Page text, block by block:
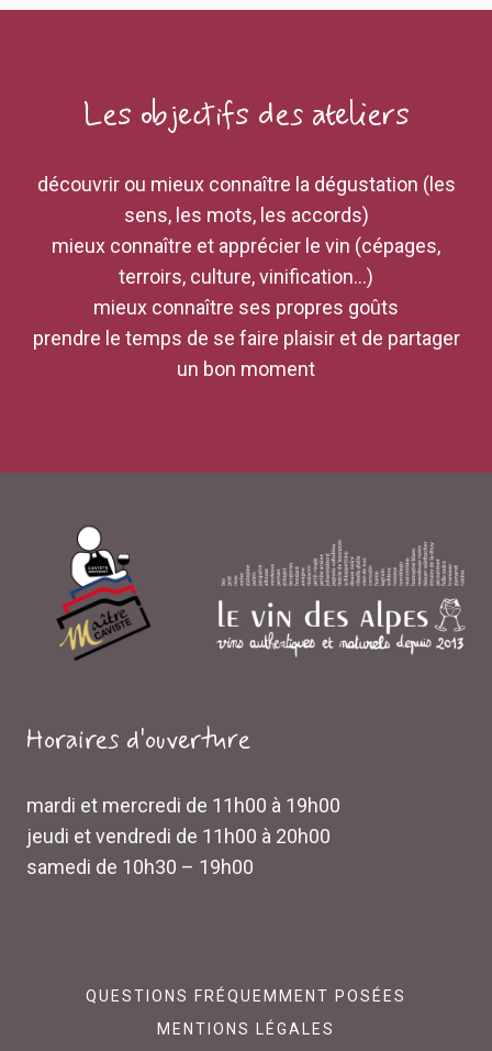
Les objectifs des ateliers
découvrir ou mieux connaître la dégustation (les
sens, les mots, les accords)
mieux connaître et apprécier le vin (cépages,
terroirs, culture, vinification…)
mieux connaître ses propres goûts
prendre le temps de se faire plaisir et de partager
un bon moment
Horaires d'ouverture
mardi et mercredi de 11h00 à 19h00
jeudi et vendredi de 11h00 à 20h00
samedi de 10h30 – 19h00
QUESTIONS FRÉQUEMMENT POSÉES
MENTIONS LÉGALES